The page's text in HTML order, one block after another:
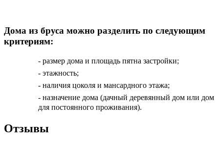
Дома из бруса можно разделить по следующим
критериям:
- размер дома и площадь пятна застройки;
- этажность;
- наличия цоколя и мансардного этажа;
- назначение дома (дачный деревянный дом или дом
для постоянного проживания).
Отзывы